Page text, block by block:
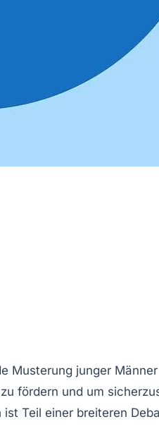
Musterung junger
zu fördern und um
Teil einer breiteren